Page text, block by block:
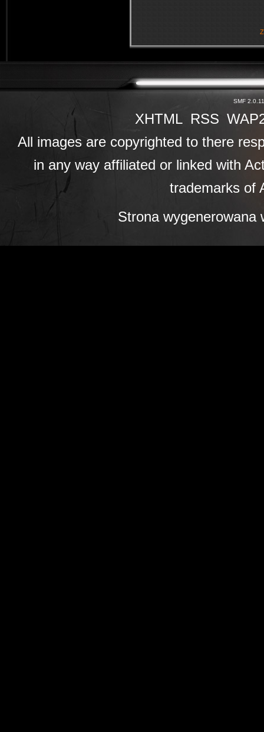
SMF 2.0.11
XHTML RSS
All images are copyrighted to there
in any way affiliated or linked with
trademarks of
Strona wygenerowana